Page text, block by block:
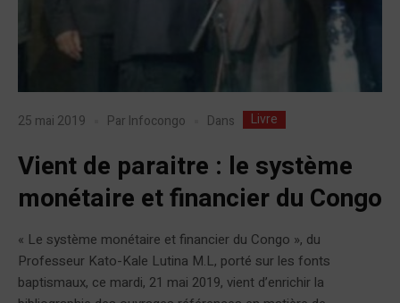
25 mai 2019 Par Infocongo Dans Livre
Vient de paraitre : le système
monétaire et financier du Congo
« Le système monétaire et financier du Congo », du
Professeur Kato-Kale Lutina M.L, porté sur les fonts
baptismaux, ce mardi, 21 mai 2019, vient d’enrichir la